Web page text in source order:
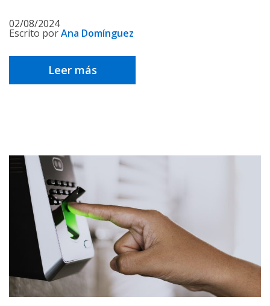
02/08/2024
Escrito porAna Domínguez
Leer más